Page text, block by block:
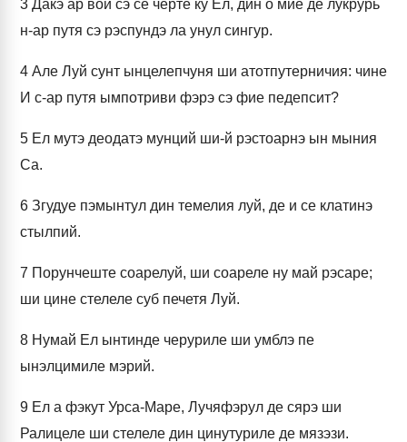
3 Дакэ ар вои сэ се черте ку Ел, дин о мие де лукрурь
н-ар путя сэ рэспундэ ла унул сингур.
4 Але Луй сунт ынцелепчуня ши атотпутерничия: чине
И с-ар путя ымпотриви фэрэ сэ фие педепсит?
5 Ел мутэ деодатэ мунций ши-й рэстоарнэ ын мыния
Са.
6 Згудуе пэмынтул дин темелия луй, де и се клатинэ
стылпий.
7 Порунчеште соарелуй, ши соареле ну май рэсаре;
ши цине стелеле суб печетя Луй.
8 Нумай Ел ынтинде черуриле ши умблэ пе
ынэлцимиле мэрий.
9 Ел а фэкут Урса-Маре, Лучяфэрул де сярэ ши
Ралицеле ши стелеле дин цинутуриле де мязэзи.